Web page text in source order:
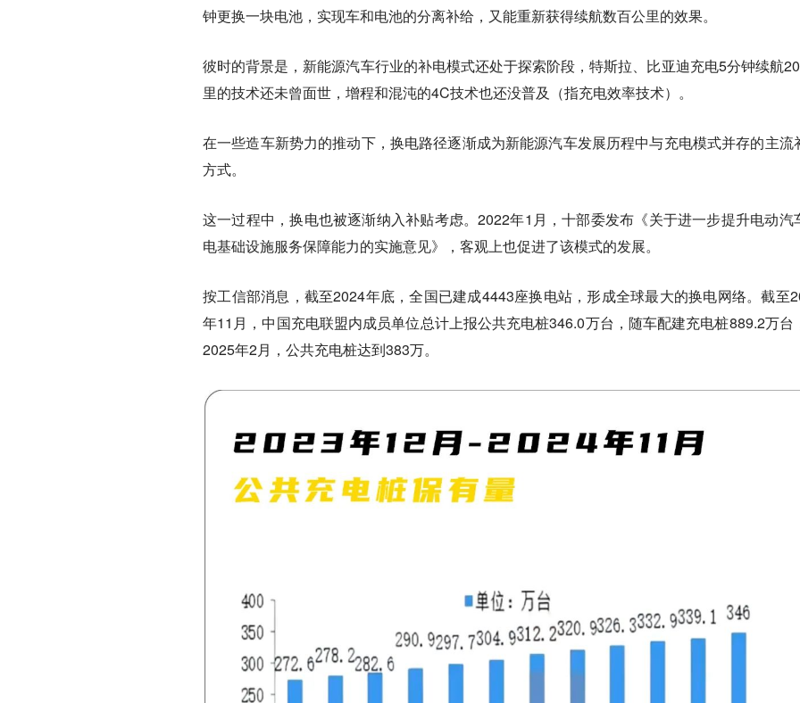
钟更换一块电池，实现车和电池的分离补给，又能重新获得续航数百公里的效果。
彼时的背景是，新能源汽车行业的补电模式还处于探索阶段，特斯拉、比亚迪充电5分钟续航
里的技术还未曾面世，增程和混沌的4C技术也还没普及（指充电效率技术）。
在一些造车新势力的推动下，换电路径逐渐成为新能源汽车发展历程中与充电模式并存的主流
方式。
这一过程中，换电也被逐渐纳入补贴考虑。2022年1月，十部委发布《关于进一步提升电动汽
电基础设施服务保障能力的实施意见》，客观上也促进了该模式的发展。
按工信部消息，截至2024年底，全国已建成4443座换电站，形成全球最大的换电网络。截至
年11月，中国充电联盟内成员单位总计上报公共充电桩346.0万台，随车配建充电桩889.2万台
2025年2月，公共充电桩达到383万。